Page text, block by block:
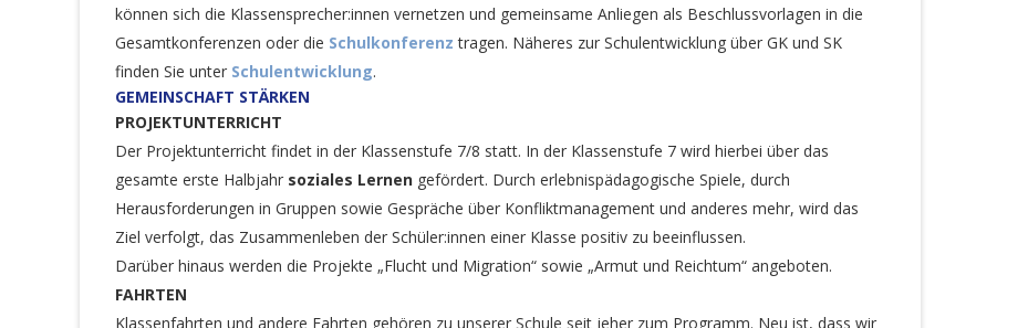
können sich die Klassensprecher:innen vernetzen und gemeinsame Anliegen als Beschlussvorlagen in die
Gesamtkonferenzen oder die Schulkonferenz tragen. Näheres zur Schulentwicklung über GK und SK
finden Sie unter Schulentwicklung.
GEMEINSCHAFT STÄRKEN
PROJEKTUNTERRICHT
Der Projektunterricht findet in der Klassenstufe 7/8 statt. In der Klassenstufe 7 wird hierbei über das
gesamte erste Halbjahr soziales Lernen gefördert. Durch erlebnispädagogische Spiele, durch
Herausforderungen in Gruppen sowie Gespräche über Konfliktmanagement und anderes mehr, wird das
Ziel verfolgt, das Zusammenleben der Schüler:innen einer Klasse positiv zu beeinflussen.
Darüber hinaus werden die Projekte „Flucht und Migration“ sowie „Armut und Reichtum“ angeboten.
FAHRTEN
Klassenfahrten und andere Fahrten gehören zu unserer Schule seit jeher zum Programm. Neu ist, dass wir